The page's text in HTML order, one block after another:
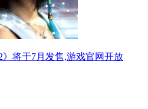
》将于7月发售,游戏官网开放